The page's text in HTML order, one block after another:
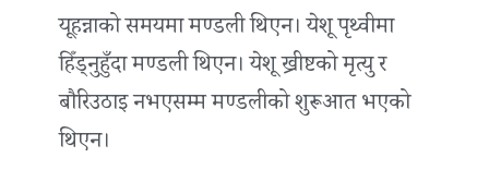
यूहन्नाको समयमा मण्डली थिएन। येशू पृथ्वीमा
हिँड्नुहुँदा मण्डली थिएन। येशू ख्रीष्टको मृत्यु र
बौरिउठाइ नभएसम्म मण्डलीको शुरूआत भएको
थिएन।